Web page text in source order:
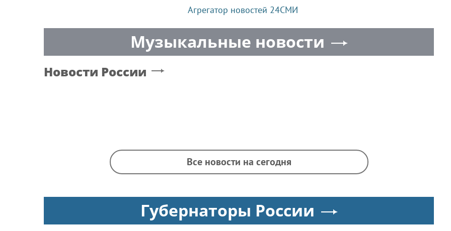
Агрегатор новостей 24СМИ
Музыкальные новости
Новости России
Все новости на сегодня
Губернаторы России